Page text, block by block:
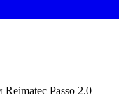
Reimatec Passo 2.0